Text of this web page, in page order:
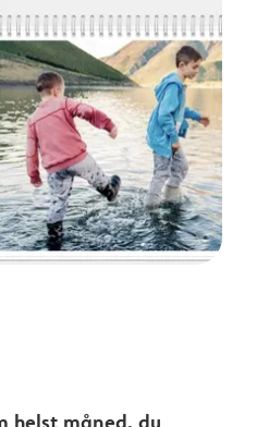
helst måned, du